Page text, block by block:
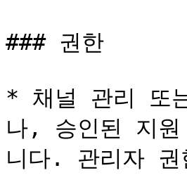
### 권한
* 채널 관리 또
나, 승인된 지
니다. 관리자 권